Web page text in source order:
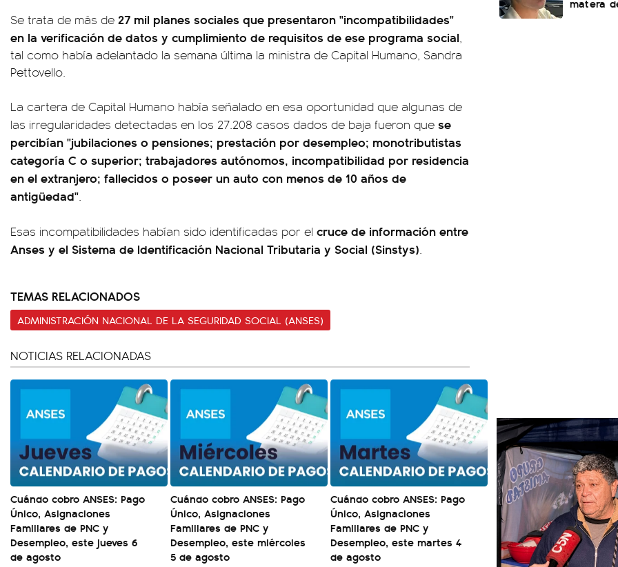
Se trata de más de 27 mil planes sociales que presentaron "incompatibilidades"
en la verificación de datos y cumplimiento de requisitos de ese programa social,
tal como había adelantado la semana última la ministra de Capital Humano, Sandra
Pettovello.
La cartera de Capital Humano había señalado en esa oportunidad que algunas de
las irregularidades detectadas en los 27.208 casos dados de baja fueron que se
percibían "jubilaciones o pensiones; prestación por desempleo; monotributistas
categoría C o superior; trabajadores autónomos, incompatibilidad por residencia
en el extranjero; fallecidos o poseer un auto con menos de 10 años de
antigüedad".
Esas incompatibilidades habían sido identificadas por el cruce de información entre
Anses y el Sistema de Identificación Nacional Tributaria y Social (Sinstys).
TEMAS RELACIONADOS
ADMINISTRACIÓN NACIONAL DE LA SEGURIDAD SOCIAL (ANSES)
NOTICIAS RELACIONADAS
Cuándo cobro ANSES: Pago
Único, Asignaciones
Familiares de PNC y
Desempleo, este jueves 6
de agosto
Cuándo cobro ANSES: Pago
Único, Asignaciones
Familiares de PNC y
Desempleo, este miércoles
5 de agosto
Cuándo cobro ANSES: Pago
Único, Asignaciones
Familiares de PNC y
Desempleo, este martes 4
de agosto